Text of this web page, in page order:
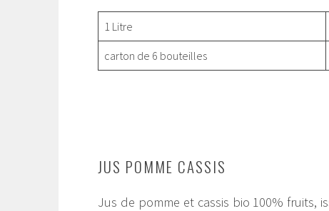
1 Litre
carton de 6 bouteilles
JUS POMME CASSIS
Jus de pomme et cassis bio 100% fruits,